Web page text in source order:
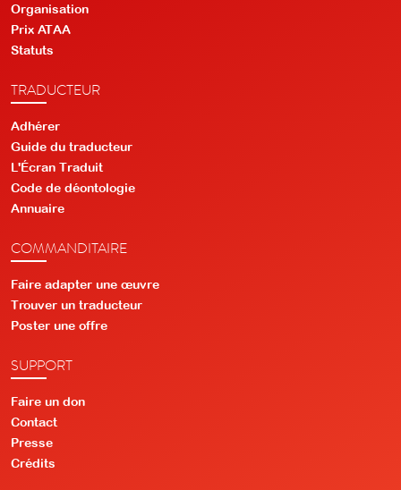
Organisation
Prix ATAA
Statuts
TRADUCTEUR
Adhérer
Guide du traducteur
L'Écran Traduit
Code de déontologie
Annuaire
COMMANDITAIRE
Faire adapter une œuvre
Trouver un traducteur
Poster une offre
SUPPORT
Faire un don
Contact
Presse
Crédits